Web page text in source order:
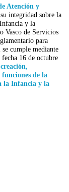
Atención y
integridad sobre la
y la
Vasco de Servicios
para
cumple mediante
16 de octubre
de la
la Infancia y la